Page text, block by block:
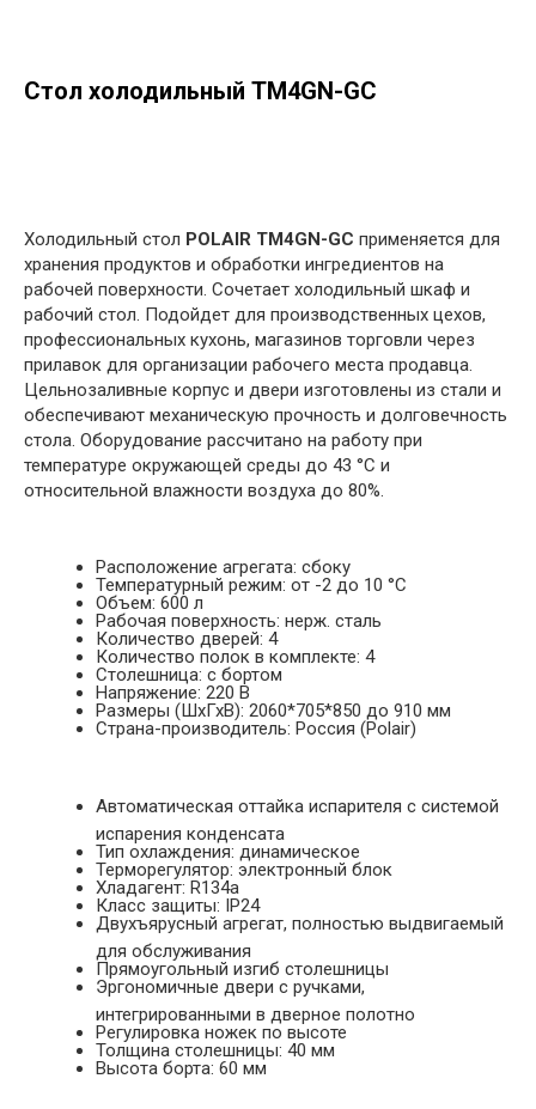
Стол холодильный TM4GN-GС
Холодильный стол POLAIR TM4GN-GС применяется для
хранения продуктов и обработки ингредиентов на
рабочей поверхности. Сочетает холодильный шкаф и
рабочий стол. Подойдет для производственных цехов,
профессиональных кухонь, магазинов торговли через
прилавок для организации рабочего места продавца.
Цельнозаливные корпус и двери изготовлены из стали и
обеспечивают механическую прочность и долговечность
стола. Оборудование рассчитано на работу при
температуре окружающей среды до 43 °С и
относительной влажности воздуха до 80%.
Расположение агрегата: сбоку
Температурный режим: от -2 до 10 °С
Объем: 600 л
Рабочая поверхность: нерж. сталь
Количество дверей: 4
Количество полок в комплекте: 4
Столешница: с бортом
Напряжение: 220 В
Размеры (ШхГхВ): 2060*705*850 до 910 мм
Страна-производитель: Россия (Polair)
Автоматическая оттайка испарителя с системой
испарения конденсата
Тип охлаждения: динамическое
Терморегулятор: электронный блок
Хладагент: R134a
Класс защиты: IP24
Двухъярусный агрегат, полностью выдвигаемый
для обслуживания
Прямоугольный изгиб столешницы
Эргономичные двери с ручками,
интегрированными в дверное полотно
Регулировка ножек по высоте
Толщина столешницы: 40 мм
Высота борта: 60 мм